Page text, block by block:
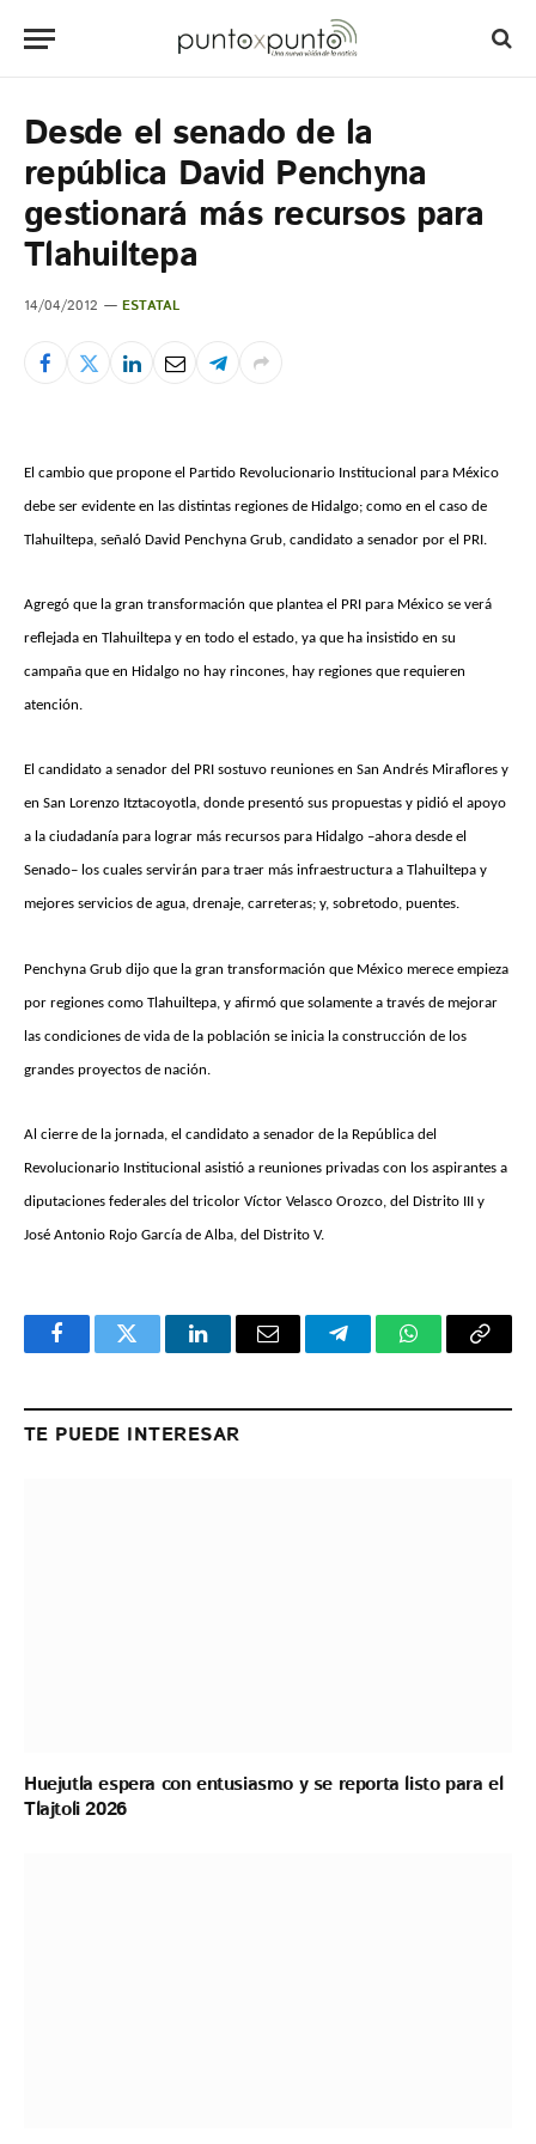
Desde el senado de la
república David Penchyna
gestionará más recursos para
Tlahuiltepa
14/04/2012 ESTATAL
El cambio que propone el Partido Revolucionario Institucional para México
debe ser evidente en las distintas regiones de Hidalgo; como en el caso de
Tlahuiltepa, señaló David Penchyna Grub, candidato a senador por el PRI.
Agregó que la gran transformación que plantea el PRI para México se verá
reflejada en Tlahuiltepa y en todo el estado, ya que ha insistido en su
campaña que en Hidalgo no hay rincones, hay regiones que requieren
atención.
El candidato a senador del PRI sostuvo reuniones en San Andrés Miraflores y
en San Lorenzo Itztacoyotla, donde presentó sus propuestas y pidió el apoyo
a la ciudadanía para lograr más recursos para Hidalgo –ahora desde el
Senado– los cuales servirán para traer más infraestructura a Tlahuiltepa y
mejores servicios de agua, drenaje, carreteras; y, sobretodo, puentes.
Penchyna Grub dijo que la gran transformación que México merece empieza
por regiones como Tlahuiltepa, y afirmó que solamente a través de mejorar
las condiciones de vida de la población se inicia la construcción de los
grandes proyectos de nación.
Al cierre de la jornada, el candidato a senador de la República del
Revolucionario Institucional asistió a reuniones privadas con los aspirantes a
diputaciones federales del tricolor Víctor Velasco Orozco, del Distrito III y
José Antonio Rojo García de Alba, del Distrito V.
FacebookTwitter LinkedInEmail TelegramWhatsApp
Copy
TE PUEDE INTERESAR
Huejutla espera con entusiasmo y se reporta listo para el
Tlajtoli 2026